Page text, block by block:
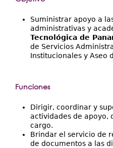
Suministrar apoyo a
administrativas y
Tecnológica de
de Servicios
Institucionales y Aseo
Funciones
Dirigir, coordinar y
actividades de apoyo,
cargo.
Brindar el servicio de
de documentos a las